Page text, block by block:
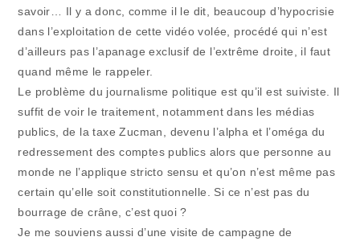
savoir… Il y a donc, comme il le dit, beaucoup d’hypocrisie
dans l’exploitation de cette vidéo volée, procédé qui n’est
d’ailleurs pas l’apanage exclusif de l’extrême droite, il faut
quand même le rappeler.
Le problème du journalisme politique est qu’il est suiviste. Il
suffit de voir le traitement, notamment dans les médias
publics, de la taxe Zucman, devenu l’alpha et l’oméga du
redressement des comptes publics alors que personne au
monde ne l’applique stricto sensu et qu’on n’est même pas
certain qu’elle soit constitutionnelle. Si ce n’est pas du
bourrage de crâne, c’est quoi ?
Je me souviens aussi d’une visite de campagne de